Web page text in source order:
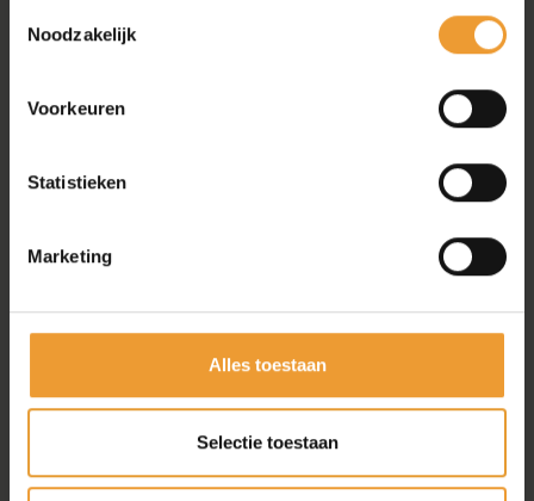
Noodzakelijk
Voorkeuren
Statistieken
Marketing
Alles toestaan
Selectie toestaan